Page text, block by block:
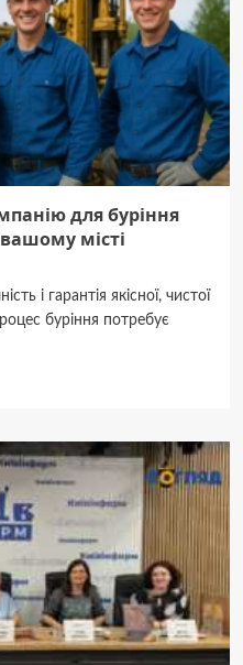
для буріння
місті
і гарантія якісної, чистої
буріння потребує